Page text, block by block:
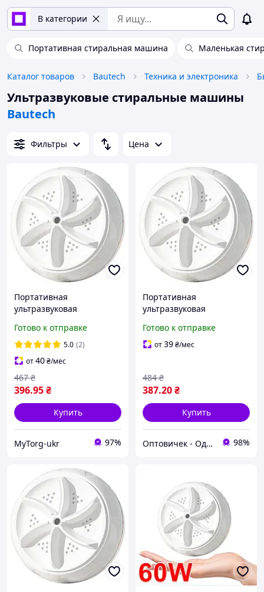
В категории
Портативная стиральная машина Маленькая
Каталог товаров Bautech Техника и электроника
Ультразвуковые стиральные машины
Bautech
Фильтры Цена
Портативная
ультразвуковая
мини с USB Белый
Готово к отправке
5.0 (2)
от40₴/мес
396.95₴
467 ₴
Купить
MyTorg-ukr 97%
Портативная
ультразвуковая
мини с USB Белый Хіт
продажу!
Готово к отправке
от39₴/мес
387.20₴
484 ₴
Купить
Оптовичек - Одесса 98%